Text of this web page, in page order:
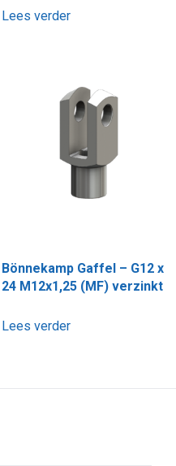
Lees verder
Bönnekamp Gaffel – G12 x
24 M12x1,25 (MF) verzinkt
Lees verder